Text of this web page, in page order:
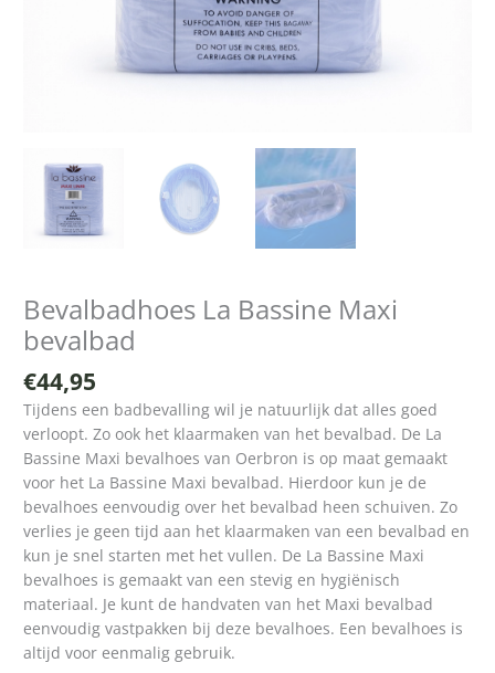
Bevalbadhoes La Bassine Maxi
bevalbad
€44,95
Tijdens een badbevalling wil je natuurlijk dat alles goed
verloopt. Zo ook het klaarmaken van het bevalbad. De La
Bassine Maxi bevalhoes van Oerbron is op maat gemaakt
voor het La Bassine Maxi bevalbad. Hierdoor kun je de
bevalhoes eenvoudig over het bevalbad heen schuiven. Zo
verlies je geen tijd aan het klaarmaken van een bevalbad en
kun je snel starten met het vullen. De La Bassine Maxi
bevalhoes is gemaakt van een stevig en hygiënisch
materiaal. Je kunt de handvaten van het Maxi bevalbad
eenvoudig vastpakken bij deze bevalhoes. Een bevalhoes is
altijd voor eenmalig gebruik.